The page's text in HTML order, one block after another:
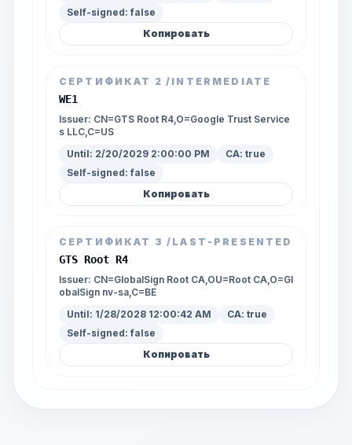
Self-signed:false
Копировать
СЕРТИФИКАТ 2 /INTERMEDIATE
WE1
Issuer: CN=GTS Root R4,O=Google Trust Service
s LLC,C=US
Until: 2/20/2029 2:00:00 PM CA: true
Self-signed:false
Копировать
СЕРТИФИКАТ 3 /LAST-PRESENTED
GTS Root R4
Issuer: CN=GlobalSign Root CA,OU=Root CA,O=Gl
obalSign nv-sa,C=BE
Until: 1/28/2028 12:00:42 AM CA: true
Self-signed:false
Копировать